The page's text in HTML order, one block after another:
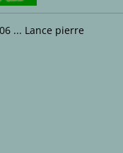
... Lance pierre